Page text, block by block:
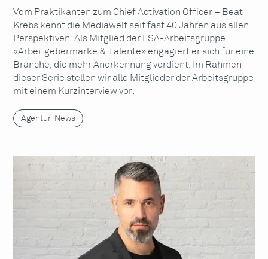
Vom Praktikanten zum Chief Activation Officer – Beat
Krebs kennt die Mediawelt seit fast 40 Jahren aus allen
Perspektiven. Als Mitglied der LSA-Arbeitsgruppe
«Arbeitgebermarke & Talente» engagiert er sich für eine
Branche, die mehr Anerkennung verdient. Im Rahmen
dieser Serie stellen wir alle Mitglieder der Arbeitsgruppe
mit einem Kurzinterview vor.
Agentur-News